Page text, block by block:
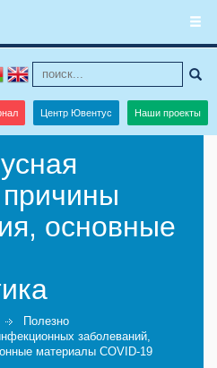
Центр Ювентус Наши проекты
основные
Полезно
заболеваний,
материалы COVID-19